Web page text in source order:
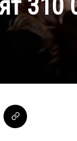
310